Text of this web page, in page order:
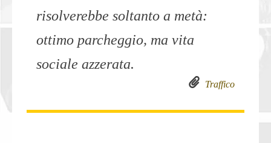
risolverebbe soltanto a metà:
ottimo parcheggio, ma vita
sociale azzerata.
Traffico